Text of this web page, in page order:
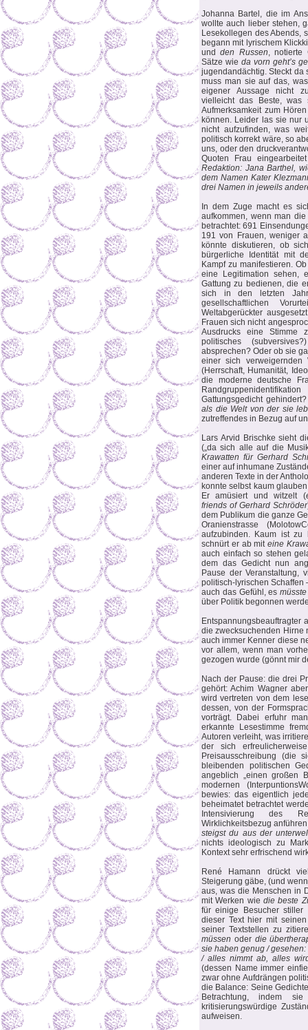
Johanna Bartel, die im
wollte auch lieber stehen,
Lesekollegen des Abends,
begann mit lyrischem
undden Russen, notierte
Sätze wie da vorn geht’s
jugendandächtig. Steckt da
muss man sie auf das,
eigener Aussage nicht
vielleicht das Beste,
Aufmerksamkeit zum
können. Leider las sie nur
nicht aufzufinden, was
politisch korrekt wäre, so
uns, oder den
Quoten Frau
Redaktion: Jana Barthel,
dem Namen Kater
drei Namen in jeweils
In dem Zuge macht es
aufkommen, wenn man
betrachtet: 691
191 von Frauen, weniger
könnte diskutieren, ob
bürgerliche Identität mit
Kampf zu manifestieren.
eine Legitimation sehen,
Gattung zu bedienen, die
sich in den letzten
gesellschaftlichen
Weltabgerückter
Frauen sich nicht
Ausdrucks eine Stimme
politisches
absprechen? Oder ob sie
einer sich
(Herrschaft, Humanität,
die moderne deutsche
Gattungsgedicht
als die Welt von der sie
zutreffendes in Bezug auf
Lars Arvid Brischke sieht
(„da sich alle auf die
Krawatten für Gerhard
einer auf inhumane
anderen Texte in der
konnte selbst kaum
Er amüsiert und witzelt (
friends of Gerhard Schröder
dem Publikum die ganze
Oranienstrasse
aufzubinden. Kaum ist zu
schnürt er ab mit eine
auch einfach so stehen
dem das Gedicht nun
Pause der Veranstaltung,
politisch-lyrischen Schaffen
auch das Gefühl, esmüsste
über Politik begonnen
Entspannungsbeauftragter
die zwecksuchenden Hirne
auch immer Kenner diese
vor allem, wenn man
gezogen wurde (gönnt mir
Nach der Pause: die drei
gehört: Achim Wagner
wird vertreten von dem
dessen, von der
vorträgt. Dabei erfuhr
erkannte Lesestimme
Autoren verleiht, was
der sich
Preisausschreibung (die
bleibenden politischen
angeblich „einen großen
modernen
bewies: das eigentlich
beheimatet betrachtet
Intensivierung des
Wirklichkeitsbezug
steigst du aus der
nichts ideologisch zu
Kontext sehr erfrischend
René Hamann drückt
Steigerung gäbe, (und
aus, was die Menschen in
mit Werken wie die beste
für einige Besucher stiller
dieser Text hier mit
seiner Textstellen zu
müssen oder die
sie haben genug /
/ alles nimmt ab, alles
(dessen Name immer
zwar ohne Aufdrängen
die Balance: Seine
Betrachtung, indem
kritisierungswürdige
aufweisen.